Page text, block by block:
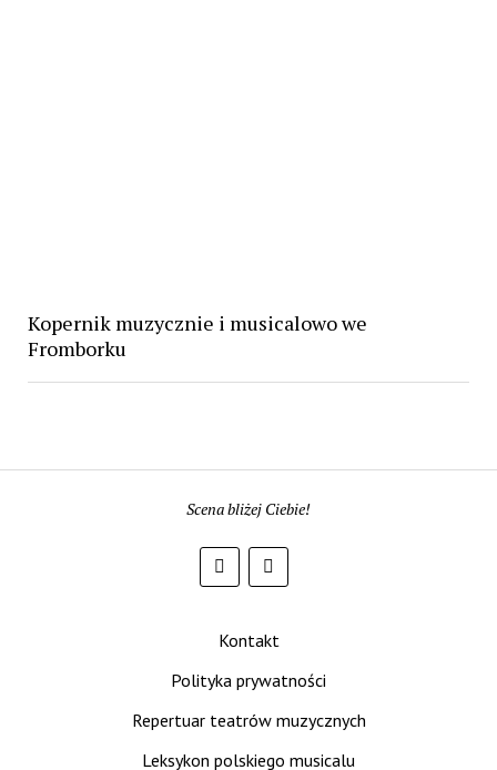
Kopernik muzycznie i musicalowo we
Fromborku
Scena bliżej Ciebie!
Kontakt
Polityka prywatności
Repertuar teatrów muzycznych
Leksykon polskiego musicalu